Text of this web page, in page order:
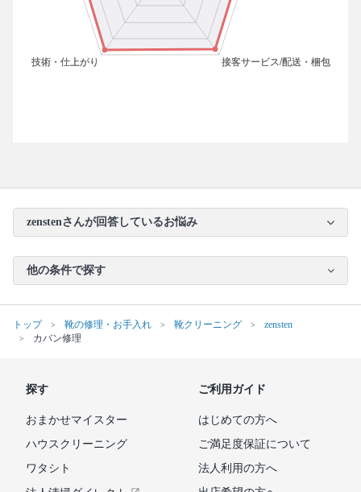
zenstenさんが回答しているお悩み
他の条件で探す
トップ 靴の修理・お手入れ 靴クリーニング
zensten
カバン修理
探す
おまかせマイスター
ハウスクリーニング
ワタシト
ご利用ガイド
はじめての方へ
ご満足度保証について
法人利用の方へ